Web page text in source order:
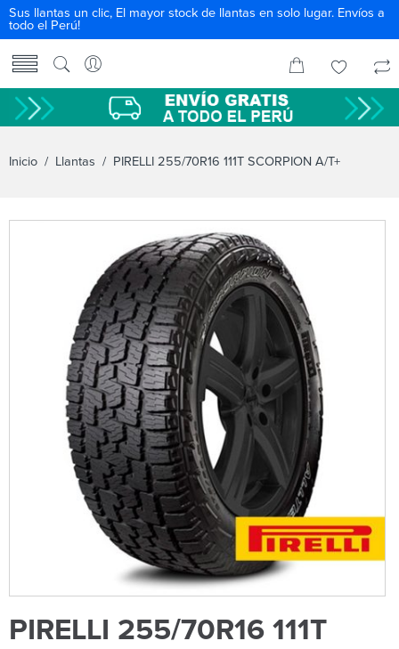
Sus llantas un clic, El mayor stock de llantas en solo lugar. Envíos a
todo el Perú!
Inicio / Llantas / PIRELLI 255/70R16 111T SCORPION A/T+
PIRELLI 255/70R16 111T